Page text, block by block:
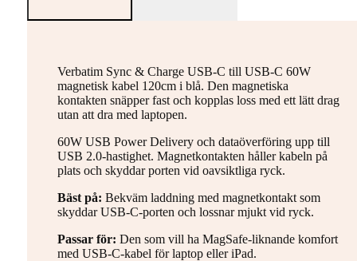
Verbatim Sync & Charge USB-C till USB-C 60W
magnetisk kabel 120cm i blå. Den magnetiska
kontakten snäpper fast och kopplas loss med ett lätt drag
utan att dra med laptopen.
60W USB Power Delivery och dataöverföring upp till
USB 2.0-hastighet. Magnetkontakten håller kabeln på
plats och skyddar porten vid oavsiktliga ryck.
Bäst på: Bekväm laddning med magnetkontakt som
skyddar USB-C-porten och lossnar mjukt vid ryck.
Passar för: Den som vill ha MagSafe-liknande komfort
med USB-C-kabel för laptop eller iPad.